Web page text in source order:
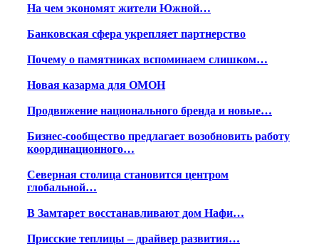
На чем экономят жители Южной…
Банковская сфера укрепляет партнерство
Почему о памятниках вспоминаем слишком…
Новая казарма для ОМОН
Продвижение национального бренда и новые…
Бизнес-сообщество предлагает возобновить работу
координационного…
Северная столица становится центром
глобальной…
В Замтарет восстанавливают дом Нафи…
Присские теплицы – драйвер развития…